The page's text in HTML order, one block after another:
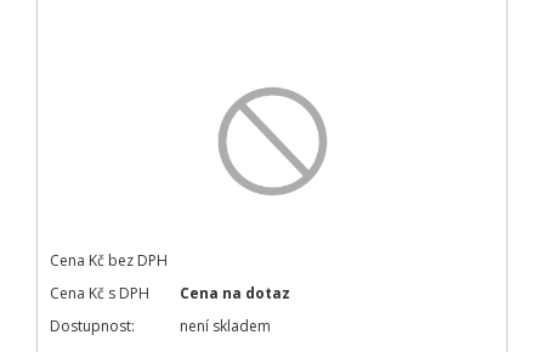
Cena Kč bez DPH
Cena Kč s DPH
Cena na dotaz
Dostupnost:
není skladem